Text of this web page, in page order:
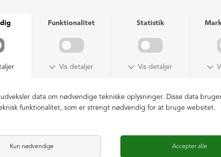
Cardigan/Blazer med plisse
Cardigan/Blazer med plisse